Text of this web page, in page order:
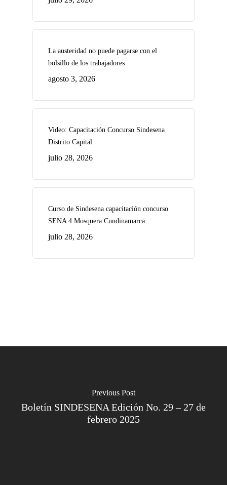
La austeridad no puede pagarse con el
bolsillo de los trabajadores
agosto 3, 2026
Video: Capacitación Concurso Sindesena
Distrito Capital
julio 28, 2026
Curso de Sindesena capacitación concurso
SENA 4 Mosquera Cundinamarca
julio 28, 2026
Previous Post
Boletín SINDESENA Edición No. 29 – 27 de
febrero 2025